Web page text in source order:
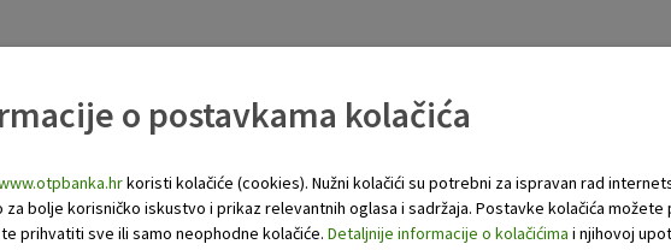
izvješće.pdf
banke
o postavkama kolačića
koristi kolačiće (cookies). Nužni kolačići su potrebni za ispravan rad
bolje korisničko iskustvo i prikaz relevantnih oglasa i sadržaja. Postavke kolačića
prihvatiti sve ili samo neophodne kolačiće. Detaljnije informacije o kolačićima i njihovoj